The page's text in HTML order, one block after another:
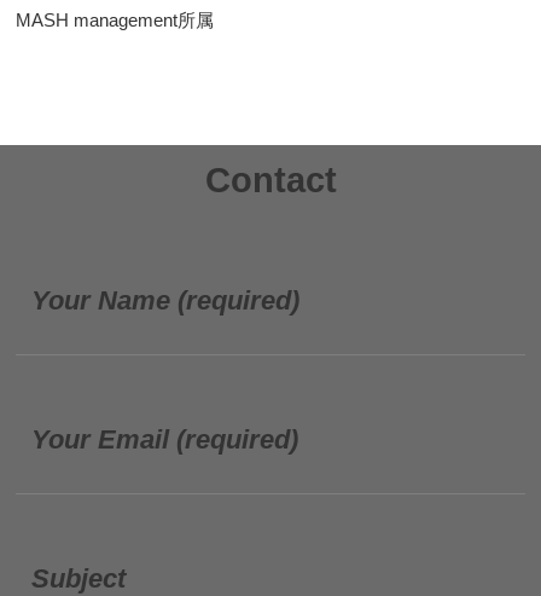
MASH management所属
Contact
Your Name (required)
Your Email (required)
Subject